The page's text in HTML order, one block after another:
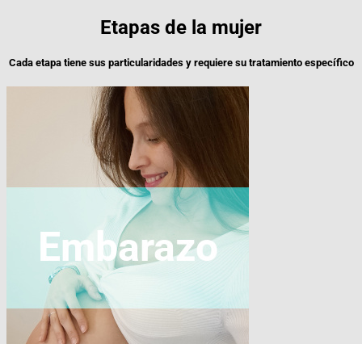
Etapas de la mujer
Cada etapa tiene sus particularidades y requiere su tratamiento específico